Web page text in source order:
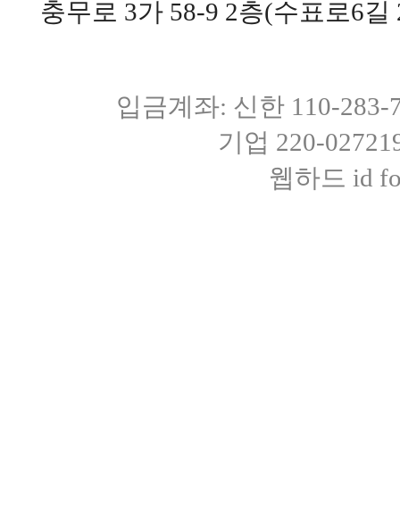
충무로 3가 58-9 2층(수표로6
입금계좌: 신한 110-
기업 220-
웹하드 id